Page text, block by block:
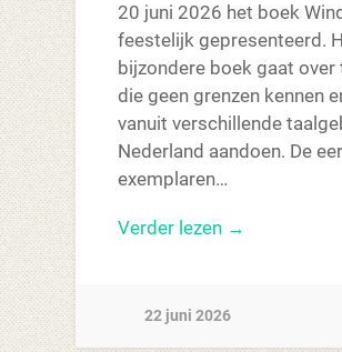
20 juni 2026 het boek
feestelijk gepresenteerd.
bijzondere boek gaat
die geen grenzen kennen
vanuit verschillende
Nederland aandoen. De
exemplaren…
Verder lezen →
22 juni 2026